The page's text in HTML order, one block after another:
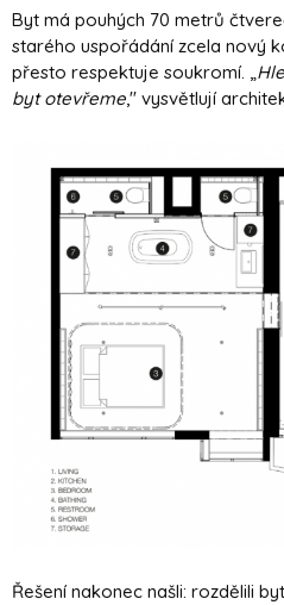
Byt má pouhých 70 metrů
starého uspořádání zcela nový
přesto respektuje soukromí. „
byt otevřeme," vysvětlují
Řešení nakonec našli: rozdělili